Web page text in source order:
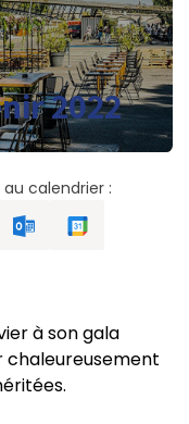
2022
calendrier :
à son gala
chaleureusement